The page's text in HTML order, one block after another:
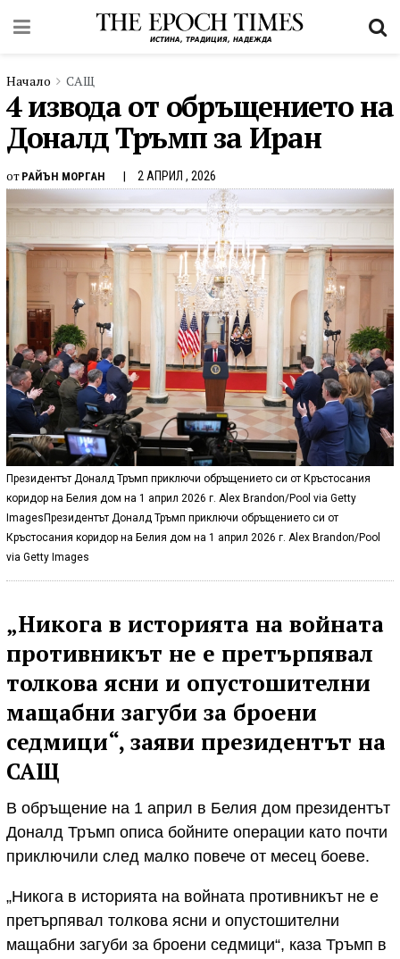
Начало САЩ
4 извода от обръщението на
Доналд Тръмп за Иран
от РАЙЪН МОРГАН 2 АПРИЛ , 2026
Президентът Доналд Тръмп приключи обръщението си от Кръстосания
коридор на Белия дом на 1 април 2026 г. Alex Brandon/Pool via Getty
ImagesПрезидентът Доналд Тръмп приключи обръщението си от
Кръстосания коридор на Белия дом на 1 април 2026 г. Alex Brandon/Pool
via Getty Images
„Никога в историята на войната
противникът не е претърпявал
толкова ясни и опустошителни
мащабни загуби за броени
седмици“, заяви президентът на
САЩ
В обръщение на 1 април в Белия дом президентът
Доналд Тръмп описа бойните операции като почти
приключили след малко повече от месец боеве.
„Никога в историята на войната противникът не е
претърпявал толкова ясни и опустошителни
мащабни загуби за броени седмици“, каза Тръмп в